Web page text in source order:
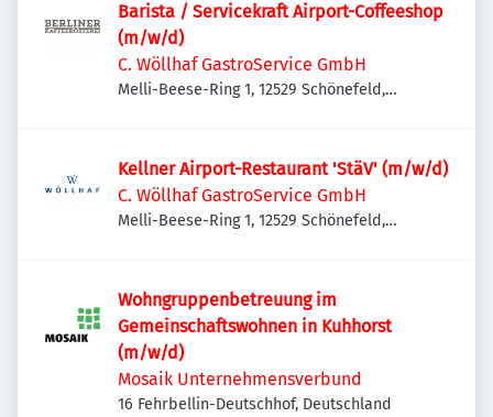
Barista / Servicekraft Airport-Coffeeshop
(m/w/d)
C. Wöllhaf GastroService GmbH
Melli-Beese-Ring 1, 12529 Schönefeld,
Kellner Airport-Restaurant 'StäV' (m/w/d)
C. Wöllhaf GastroService GmbH
Melli-Beese-Ring 1, 12529 Schönefeld,
Wohngruppenbetreuung im
Gemeinschaftswohnen in Kuhhorst
(m/w/d)
Mosaik Unternehmensverbund
16 Fehrbellin-Deutschhof, Deutschland